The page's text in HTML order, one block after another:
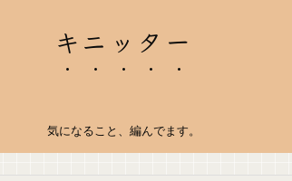
キニッター
気になること、編んでます。